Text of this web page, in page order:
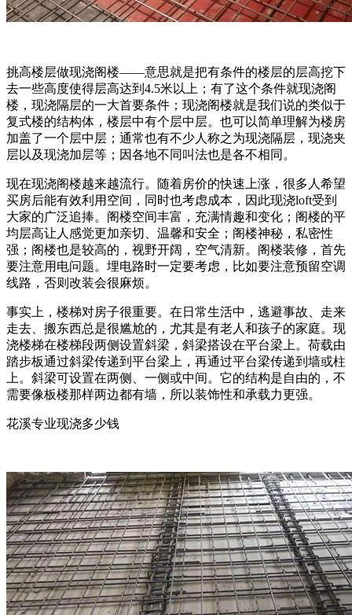
挑高楼层做现浇阁楼——意思就是把有条件的楼层的层高挖下
去一些高度使得层高达到4.5米以上；有了这个条件就现浇阁
楼，现浇隔层的一大首要条件；现浇阁楼就是我们说的类似于
复式楼的结构体，楼层中有个层中层。也可以简单理解为楼房
加盖了一个层中层；通常也有不少人称之为现浇隔层，现浇夹
层以及现浇加层等；因各地不同叫法也是各不相同。
现在现浇阁楼越来越流行。随着房价的快速上涨，很多人希望
买房后能有效利用空间，同时也考虑成本，因此现浇loft受到
大家的广泛追捧。阁楼空间丰富，充满情趣和变化；阁楼的平
均层高让人感觉更加亲切、温馨和安全；阁楼神秘，私密性
强；阁楼也是较高的，视野开阔，空气清新。阁楼装修，首先
要注意用电问题。埋电路时一定要考虑，比如要注意预留空调
线路，否则改装会很麻烦。
事实上，楼梯对房子很重要。在日常生活中，逃避事故、走来
走去、搬东西总是很尴尬的，尤其是有老人和孩子的家庭。现
浇楼梯在楼梯段两侧设置斜梁，斜梁搭设在平台梁上。荷载由
踏步板通过斜梁传递到平台梁上，再通过平台梁传递到墙或柱
上。斜梁可设置在两侧、一侧或中间。它的结构是自由的，不
需要像板楼那样两边都有墙，所以装饰性和承载力更强。
花溪专业现浇多少钱